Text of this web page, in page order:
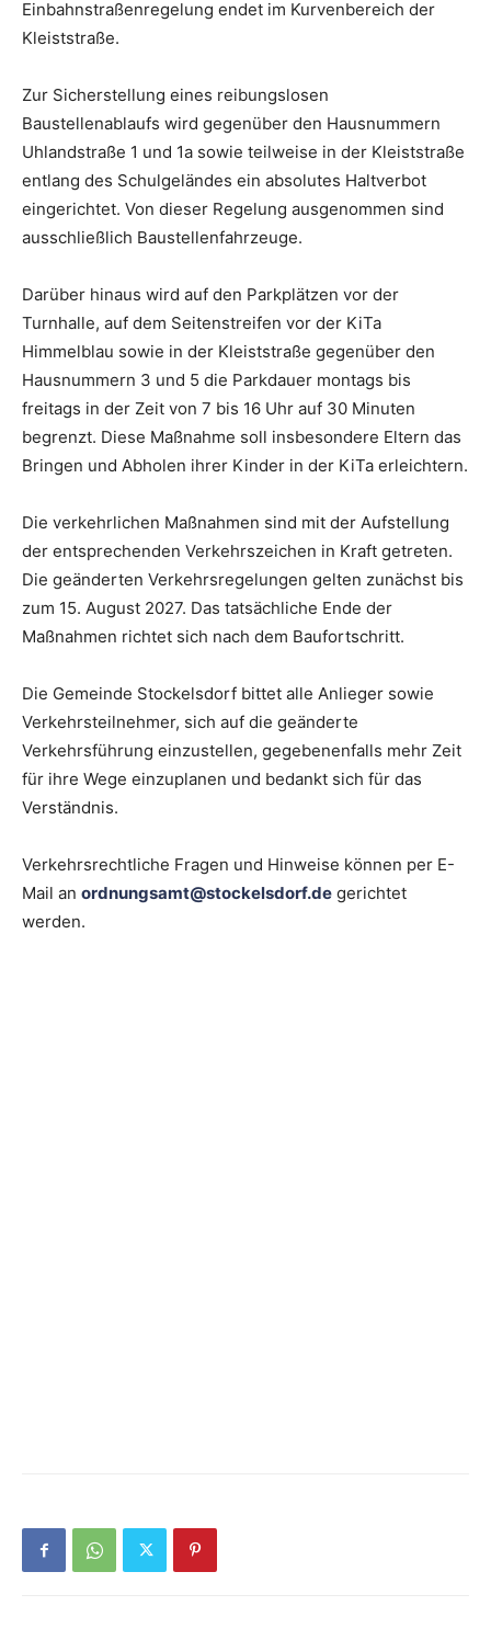
Einbahnstraßenregelung endet im Kurvenbereich der
Kleiststraße.
Zur Sicherstellung eines reibungslosen
Baustellenablaufs wird gegenüber den Hausnummern
Uhlandstraße 1 und 1a sowie teilweise in der Kleiststraße
entlang des Schulgeländes ein absolutes Haltverbot
eingerichtet. Von dieser Regelung ausgenommen sind
ausschließlich Baustellenfahrzeuge.
Darüber hinaus wird auf den Parkplätzen vor der
Turnhalle, auf dem Seitenstreifen vor der KiTa
Himmelblau sowie in der Kleiststraße gegenüber den
Hausnummern 3 und 5 die Parkdauer montags bis
freitags in der Zeit von 7 bis 16 Uhr auf 30 Minuten
begrenzt. Diese Maßnahme soll insbesondere Eltern das
Bringen und Abholen ihrer Kinder in der KiTa erleichtern.
Die verkehrlichen Maßnahmen sind mit der Aufstellung
der entsprechenden Verkehrszeichen in Kraft getreten.
Die geänderten Verkehrsregelungen gelten zunächst bis
zum 15. August 2027. Das tatsächliche Ende der
Maßnahmen richtet sich nach dem Baufortschritt.
Die Gemeinde Stockelsdorf bittet alle Anlieger sowie
Verkehrsteilnehmer, sich auf die geänderte
Verkehrsführung einzustellen, gegebenenfalls mehr Zeit
für ihre Wege einzuplanen und bedankt sich für das
Verständnis.
Verkehrsrechtliche Fragen und Hinweise können per E-
Mail an ordnungsamt@stockelsdorf.de gerichtet
werden.